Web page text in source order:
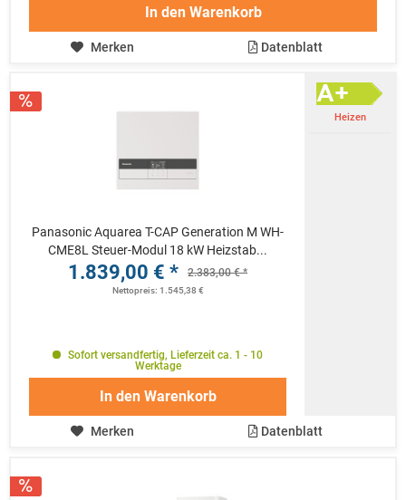
In den Warenkorb
Merken Datenblatt
Panasonic Aquarea T-CAP Generation M WH-
CME8L Steuer-Modul 18 kW Heizstab...
1.839,00 € * 2.383,00 € *
Nettopreis: 1.545,38 €
Heizen
Sofort versandfertig, Lieferzeit ca. 1 - 10
Werktage
In den Warenkorb
Merken Datenblatt